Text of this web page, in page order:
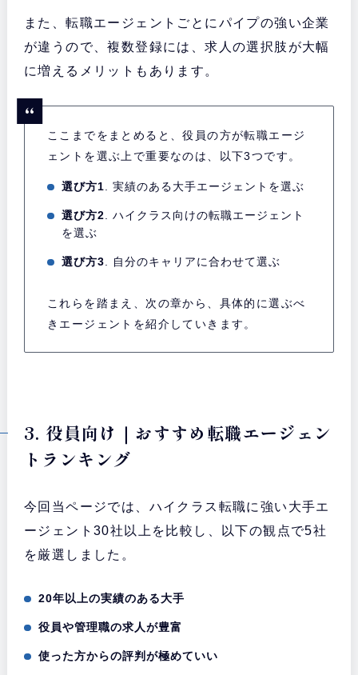
また、転職エージェントごとにパイプの強い企業
が違うので、複数登録には、求人の選択肢が大幅
に増えるメリットもあります。
ここまでをまとめると、役員の方が転職エージ
ェントを選ぶ上で重要なのは、以下3つです。
選び方1 . 実績のある大手エージェントを選ぶ
選び方2 . ハイクラス向けの転職エージェント
を選ぶ
選び方3 . 自分のキャリアに合わせて選ぶ
これらを踏まえ、次の章から、具体的に選ぶべ
きエージェントを紹介していきます。
3. 役員向け｜おすすめ転職エージェン
トランキング
今回当ページでは、ハイクラス転職に強い大手エ
ージェント30社以上を比較し、以下の観点で5社
を厳選しました。
20年以上の実績のある大手
役員や管理職の求人が豊富
使った方からの評判が極めていい